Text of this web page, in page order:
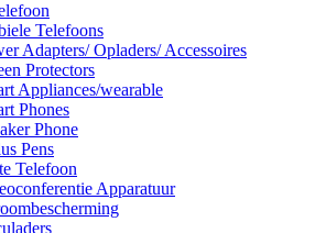
Telefoons
Adapters/ Opladers/ Accessoires
Protectors
Appliances/wearable
Phones
Phone
Pens
Telefoon
Apparatuur